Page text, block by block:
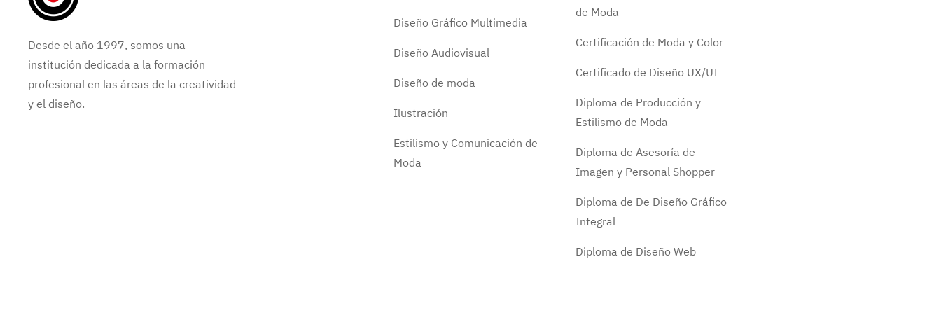
Desde el año 1997, somos una
institución dedicada a la formación
profesional en las áreas de la creatividad
y el diseño.
Diseño Gráfico Multimedia
Diseño Audiovisual
Diseño de moda
Ilustración
Estilismo y Comunicación de
Moda
de Moda
Certificación de Moda y Color
Certificado de Diseño UX/UI
Diploma de Producción y
Estilismo de Moda
Diploma de Asesoría de
Imagen y Personal Shopper
Diploma de De Diseño Gráfico
Integral
Diploma de Diseño Web